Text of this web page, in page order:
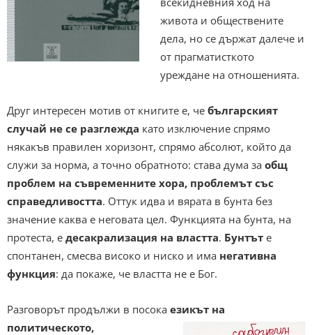
живота и обществените
дела, но се държат далече и
от прагматисткото
уреждане на отношенията.
Друг интересен мотив от книгите е, че българският
случай не се разглежда като изключение спрямо
някакъв правилен хоризонт, спрямо абсолют, който да
служи за норма, а точно обратното: става дума за общ
проблем на съвременните хора, проблемът със
справедливостта. Оттук идва и вярата в бунта без
значение каква е неговата цел. Функцията на бунта, на
протеста, е десакрализация на властта. Бунтът е
спонтанен, смесва високо и ниско и има негативна
функция: да покаже, че властта не е Бог.
Разговорът продължи в посока езикът на
политическото,